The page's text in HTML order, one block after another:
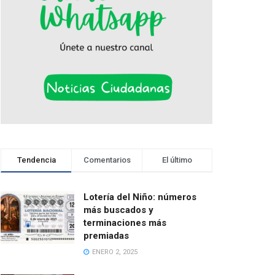
Tendencia Comentarios El último
Lotería del Niño: números
más buscados y
terminaciones más
premiadas
ENERO 2, 2025